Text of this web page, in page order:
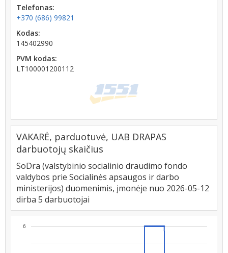
Telefonas:
+370 (686) 99821
Kodas:
145402990
PVM kodas:
LT100001200112
VAKARĖ, parduotuvė, UAB DRAPAS
darbuotojų skaičius
SoDra (valstybinio socialinio draudimo fondo
valdybos prie Socialinės apsaugos ir darbo
ministerijos) duomenimis, įmonėje nuo 2026-05-12
dirba 5 darbuotojai
6